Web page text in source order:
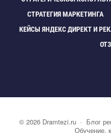
СТРАТЕГИЯ МАРКЕТИНГА
КЕЙСЫ ЯНДЕКС ДИРЕКТ И
© 2026 Dramtezi.ru· Блог
Обучение,